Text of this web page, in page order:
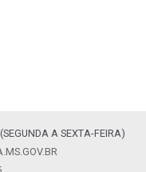
A SEXTA-FEIRA)